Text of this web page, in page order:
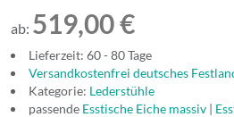
ab: 519,00 €
Lieferzeit: 60 - 80 Tage
Versandkostenfrei deutsches
Kategorie: Lederstühle
passende Esstische Eiche massiv |